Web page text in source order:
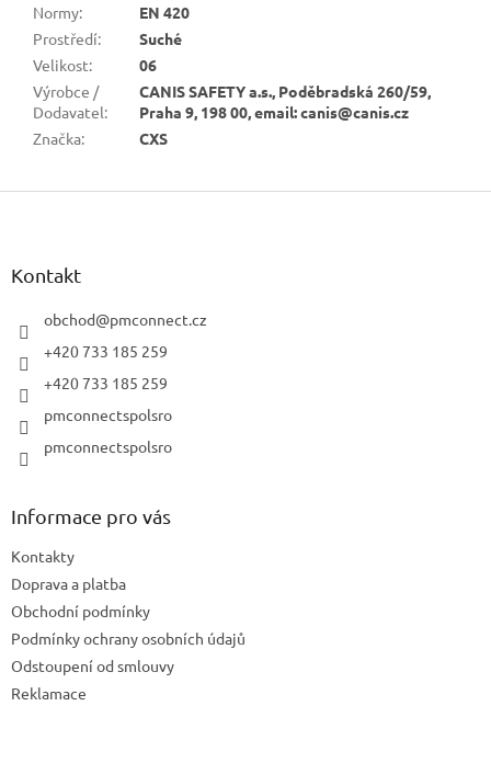
Normy:
EN 420
Prostředí:
Suché
Velikost:
06
Výrobce /
Dodavatel:
CANIS SAFETY a.s., Poděbradská 260/59,
Praha 9, 198 00, email: canis@canis.cz
Značka: CXS
Z
Kontakt
obchod@pmconnect.cz
+420 733 185 259
+420 733 185 259
pmconnectspolsro
pmconnectspolsro
Informace pro vás
Kontakty
Doprava a platba
Obchodní podmínky
Podmínky ochrany osobních údajů
Odstoupení od smlouvy
Reklamace